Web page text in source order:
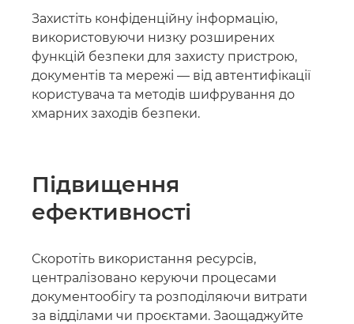
Захистіть конфіденційну інформацію,
використовуючи низку розширених
функцій безпеки для захисту пристрою,
документів та мережі — від автентифікації
користувача та методів шифрування до
хмарних заходів безпеки.
Підвищення
ефективності
Скоротіть використання ресурсів,
централізовано керуючи процесами
документообігу та розподіляючи витрати
за відділами чи проєктами. Заощаджуйте